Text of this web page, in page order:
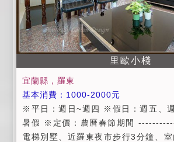
式回覆，始完成訂房手續，如未告知
處理，視為取消訂房，敬請見諒！ →
客於住宿14日前(含14日)取消原訂房
民宿依觀光局頒佈之《定型化契約》
回或可辦理延期半年內入住以一次為
日以內之不論是辦理延期或取消訂房,
局頒佈《定型化契約》規定之取消規則
閱讀此注意事項，完成訂房手續時視
免因此糾紛！ →本民宿訂金依照觀光
約》規定並依法令規定比率進行取消
里歐小棧
宜蘭縣，羅東
基本消費：1000-2000元
※平日：週日~週四 ※假日：週五、
暑假 ※定價：農曆春節期間
電梯別墅、近羅東夜市步行3分鐘、